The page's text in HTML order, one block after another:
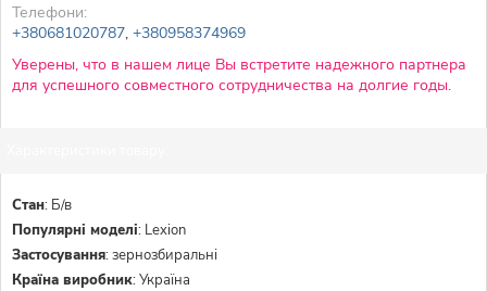
Телефони:
+380681020787, +380958374969
Уверены, что в нашем лице Вы встретите надежного партнера
для успешного совместного сотрудничества на долгие годы.
Стан: Б/в
Популярні моделі: Lexion
Застосування:зернозбиральні
Країна виробник:Україна